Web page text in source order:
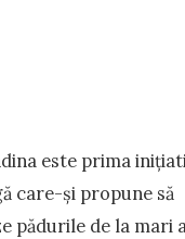
este prima
care-și propune să
pădurile de la mari